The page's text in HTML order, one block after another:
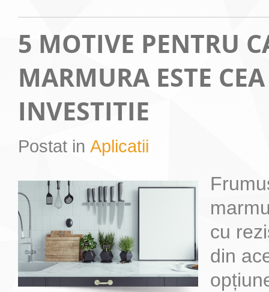
5 MOTIVE PENTRU
MARMURA ESTE
INVESTITIE
Postat in Aplicatii
cu
din